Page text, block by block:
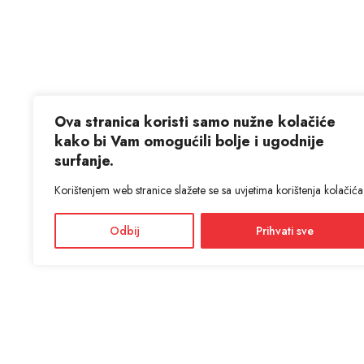
Ova stranica koristi samo nužne kolačiće
kako bi Vam omogućili bolje i ugodnije
surfanje.
Korištenjem web stranice slažete se sa uvjetima korištenja kolačića
Odbij Prihvati sve